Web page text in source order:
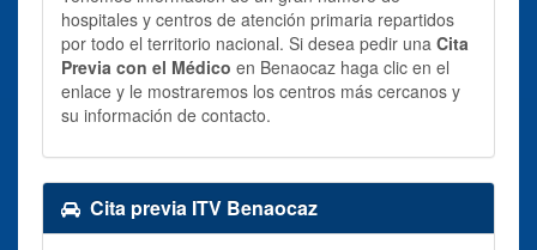
hospitales y centros de atención primaria repartidos
por todo el territorio nacional. Si desea pedir una Cita
Previa con el Médico en Benaocaz haga clic en el
enlace y le mostraremos los centros más cercanos y
su información de contacto.
Cita previa ITV Benaocaz